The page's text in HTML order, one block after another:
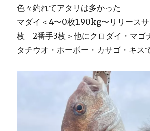
色々釣れてアタリは多かった
マダイ＜4〜0枚1.90kg〜リリース
枚 2番手3枚＞他にクロダイ・マゴ
タチウオ・ホーボー・カサゴ・キス